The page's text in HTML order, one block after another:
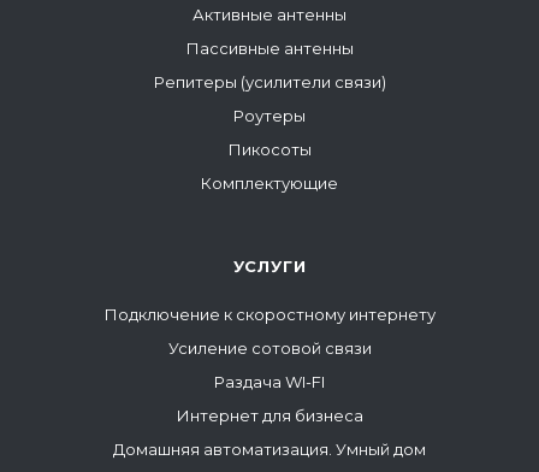
Активные антенны
Пассивные антенны
Репитеры (усилители связи)
Роутеры
Пикосоты
Комплектующие
УСЛУГИ
Подключение к скоростному интернету
Усиление сотовой связи
Раздача WI-FI
Интернет для бизнеса
Домашняя автоматизация. Умный дом